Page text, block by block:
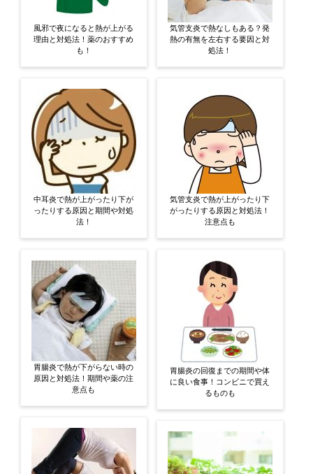
風邪で夜になると熱が上がる
理由と対処法！薬のおすすめ
も！
中耳炎で熱が上がったり下が
ったりする原因と期間や対処
法！
胃腸炎で熱が下がらない時の
原因と対処法！期間や薬の注
意点も
気管支炎で熱なしもある？発
熱の有無を左右する要因と対
処法！
気管支炎で熱が上がったり下
がったりする原因と対処法！
注意点も
胃腸炎の回復までの期間や体
に良い食事！コンビニで買え
るものも